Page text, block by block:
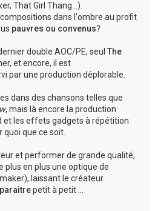
That Girl Thang...).
dans l'ombre au profit
pauvres ou convenus?
double AOC/PE, seul The
et encore, il est
par une production déplorable.
dans des chansons telles que
, mais là encore la production
et les effets gadgets à répétition
quoi que ce soit.
et performer de grande qualité,
plus en plus une optique de
laissant le créateur
petit à petit ...